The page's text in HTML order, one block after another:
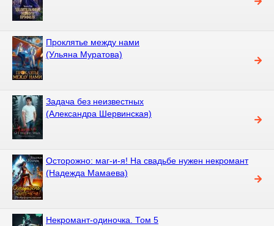
Проклятье между нами
(Ульяна Муратова)
Задача без неизвестных
(Александра Шервинская)
Осторожно: маг-и-я! На свадьбе нужен некромант
(Надежда Мамаева)
Некромант-одиночка. Том 5